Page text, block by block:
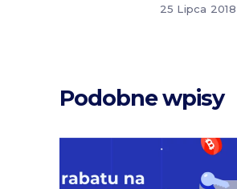
25 Lipca 2018
Podobne wpisy